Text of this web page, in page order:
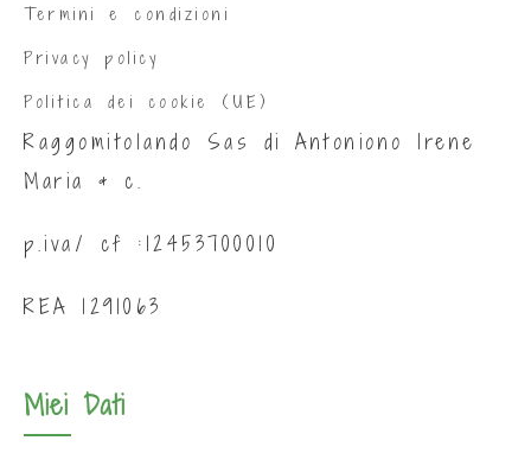
Termini e condizioni
Privacy policy
Politica dei cookie (UE)
Raggomitolando Sas di Antoniono Irene
Maria & c.
p.iva/ cf :12453700010
REA 1291063
Miei Dati